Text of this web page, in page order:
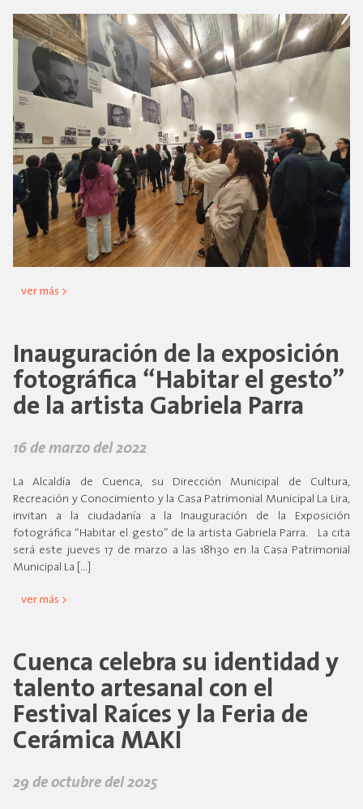
ver más >
Inauguración de la exposición
fotográfica “Habitar el gesto”
de la artista Gabriela Parra
16 de marzo del 2022
La Alcaldía de Cuenca, su Dirección Municipal de Cultura,
Recreación y Conocimiento y la Casa Patrimonial Municipal La Lira,
invitan a la ciudadanía a la Inauguración de la Exposición
fotográfica “Habitar el gesto” de la artista Gabriela Parra. La cita
será este jueves 17 de marzo a las 18h30 en la Casa Patrimonial
Municipal La […]
ver más >
Cuenca celebra su identidad y
talento artesanal con el
Festival Raíces y la Feria de
Cerámica MAKI
29 de octubre del 2025